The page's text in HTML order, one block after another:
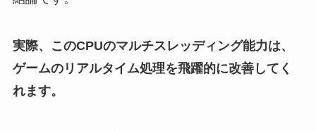
実際、このCPUのマルチスレッディング能力は、
ゲームのリアルタイム処理を飛躍的に改善してく
れます。